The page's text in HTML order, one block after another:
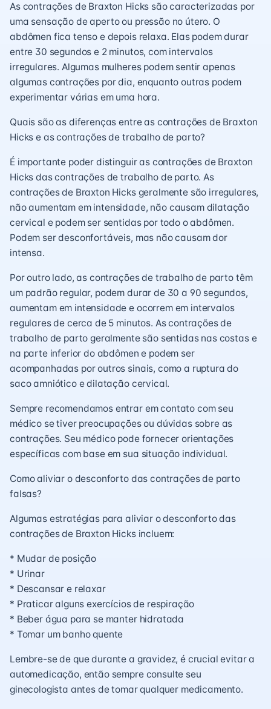
As contrações de Braxton Hicks são caracterizadas por
uma sensação de aperto ou pressão no útero. O
abdômen fica tenso e depois relaxa. Elas podem durar
entre 30 segundos e 2 minutos, com intervalos
irregulares. Algumas mulheres podem sentir apenas
algumas contrações por dia, enquanto outras podem
experimentar várias em uma hora.
Quais são as diferenças entre as contrações de Braxton
Hicks e as contrações de trabalho de parto?
É importante poder distinguir as contrações de Braxton
Hicks das contrações de trabalho de parto. As
contrações de Braxton Hicks geralmente são irregulares,
não aumentam em intensidade, não causam dilatação
cervical e podem ser sentidas por todo o abdômen.
Podem ser desconfortáveis, mas não causam dor
intensa.
Por outro lado, as contrações de trabalho de parto têm
um padrão regular, podem durar de 30 a 90 segundos,
aumentam em intensidade e ocorrem em intervalos
regulares de cerca de 5 minutos. As contrações de
trabalho de parto geralmente são sentidas nas costas e
na parte inferior do abdômen e podem ser
acompanhadas por outros sinais, como a ruptura do
saco amniótico e dilatação cervical.
Sempre recomendamos entrar em contato com seu
médico se tiver preocupações ou dúvidas sobre as
contrações. Seu médico pode fornecer orientações
específicas com base em sua situação individual.
Como aliviar o desconforto das contrações de parto
falsas?
Algumas estratégias para aliviar o desconforto das
contrações de Braxton Hicks incluem:
* Mudar de posição
* Urinar
* Descansar e relaxar
* Praticar alguns exercícios de respiração
* Beber água para se manter hidratada
* Tomar um banho quente
Lembre-se de que durante a gravidez, é crucial evitar a
automedicação, então sempre consulte seu
ginecologista antes de tomar qualquer medicamento.